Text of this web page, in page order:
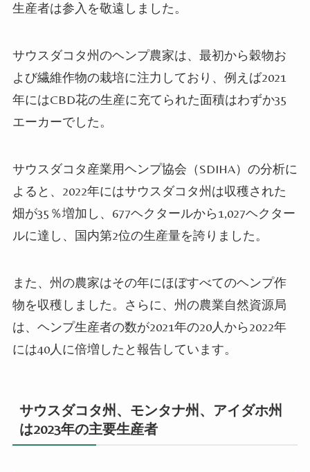
生産者は参入を敬遠しました。
サウスダコタ州のヘンプ農家は、最初から穀物お
よび繊維作物の栽培に注力しており、例えば2021
年にはCBD花の生産に充てられた面積はわずか35
エーカーでした。
サウスダコタ産業用ヘンプ協会（SDIHA）の分析に
よると、2022年にはサウスダコタ州は収穫された
畑が35％増加し、677ヘクタールから1,027ヘクター
ルに達し、国内第2位の生産量を誇りました。
また、州の農家はその年にほぼすべてのヘンプ作
物を収穫しました。さらに、州の農業自然資源局
は、ヘンプ生産者の数が2021年の20人から2022年
には40人に倍増したと報告しています。
サウスダコタ州、モンタナ州、アイダホ州
は2023年の主要生産者